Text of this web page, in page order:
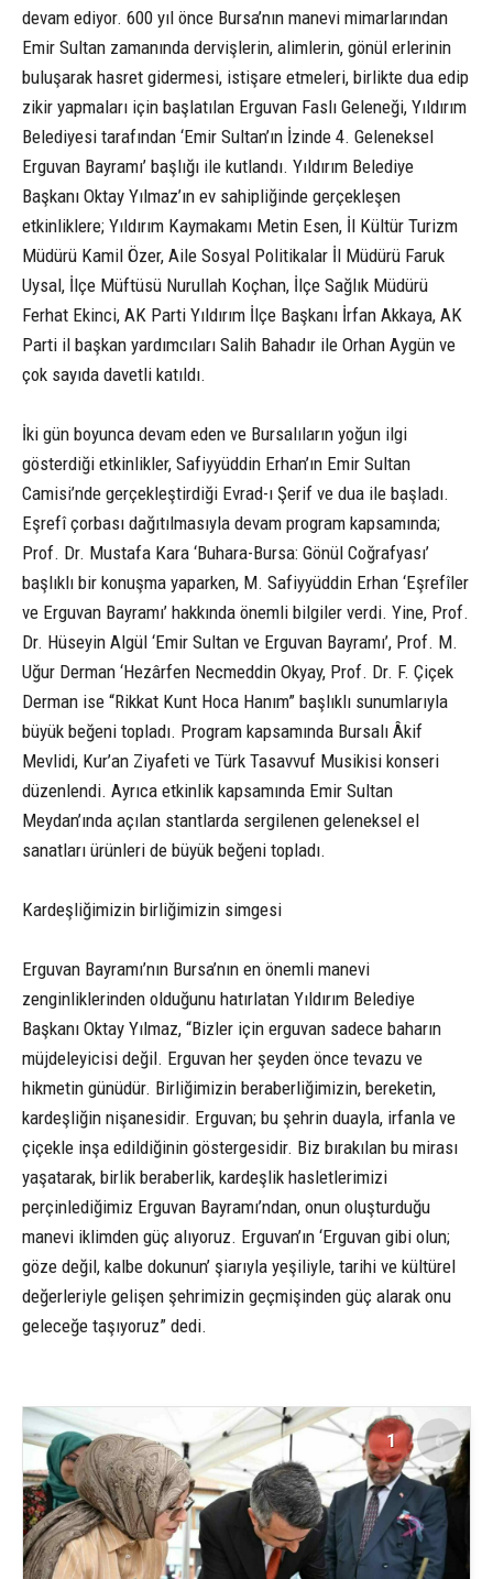
devam ediyor. 600 yıl önce Bursa’nın manevi mimarlarından
Emir Sultan zamanında dervişlerin, alimlerin, gönül erlerinin
buluşarak hasret gidermesi, istişare etmeleri, birlikte dua edip
zikir yapmaları için başlatılan Erguvan Faslı Geleneği, Yıldırım
Belediyesi tarafından ‘Emir Sultan’ın İzinde 4. Geleneksel
Erguvan Bayramı’ başlığı ile kutlandı. Yıldırım Belediye
Başkanı Oktay Yılmaz’ın ev sahipliğinde gerçekleşen
etkinliklere; Yıldırım Kaymakamı Metin Esen, İl Kültür Turizm
Müdürü Kamil Özer, Aile Sosyal Politikalar İl Müdürü Faruk
Uysal, İlçe Müftüsü Nurullah Koçhan, İlçe Sağlık Müdürü
Ferhat Ekinci, AK Parti Yıldırım İlçe Başkanı İrfan Akkaya, AK
Parti il başkan yardımcıları Salih Bahadır ile Orhan Aygün ve
çok sayıda davetli katıldı.
İki gün boyunca devam eden ve Bursalıların yoğun ilgi
gösterdiği etkinlikler, Safiyyüddin Erhan’ın Emir Sultan
Camisi’nde gerçekleştirdiği Evrad-ı Şerif ve dua ile başladı.
Eşrefî çorbası dağıtılmasıyla devam program kapsamında;
Prof. Dr. Mustafa Kara ‘Buhara-Bursa: Gönül Coğrafyası’
başlıklı bir konuşma yaparken, M. Safiyyüddin Erhan ‘Eşrefîler
ve Erguvan Bayramı’ hakkında önemli bilgiler verdi. Yine, Prof.
Dr. Hüseyin Algül ‘Emir Sultan ve Erguvan Bayramı’, Prof. M.
Uğur Derman ‘Hezârfen Necmeddin Okyay, Prof. Dr. F. Çiçek
Derman ise “Rikkat Kunt Hoca Hanım” başlıklı sunumlarıyla
büyük beğeni topladı. Program kapsamında Bursalı Âkif
Mevlidi, Kur’an Ziyafeti ve Türk Tasavvuf Musikisi konseri
düzenlendi. Ayrıca etkinlik kapsamında Emir Sultan
Meydan’ında açılan stantlarda sergilenen geleneksel el
sanatları ürünleri de büyük beğeni topladı.
Kardeşliğimizin birliğimizin simgesi
Erguvan Bayramı’nın Bursa’nın en önemli manevi
zenginliklerinden olduğunu hatırlatan Yıldırım Belediye
Başkanı Oktay Yılmaz, “Bizler için erguvan sadece baharın
müjdeleyicisi değil. Erguvan her şeyden önce tevazu ve
hikmetin günüdür. Birliğimizin beraberliğimizin, bereketin,
kardeşliğin nişanesidir. Erguvan; bu şehrin duayla, irfanla ve
çiçekle inşa edildiğinin göstergesidir. Biz bırakılan bu mirası
yaşatarak, birlik beraberlik, kardeşlik hasletlerimizi
perçinlediğimiz Erguvan Bayramı’ndan, onun oluşturduğu
manevi iklimden güç alıyoruz. Erguvan’ın ‘Erguvan gibi olun;
göze değil, kalbe dokunun’ şiarıyla yeşiliyle, tarihi ve kültürel
değerleriyle gelişen şehrimizin geçmişinden güç alarak onu
geleceğe taşıyoruz” dedi.
1 6